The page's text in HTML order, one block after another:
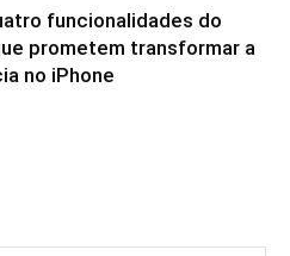
funcionalidades do
prometem transformar a
no iPhone